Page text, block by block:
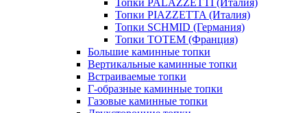
Топки PALAZZETTI (Италия)
Топки PIAZZETTA (Италия)
Топки SCHMID (Германия)
Топки TOTEM (Франция)
Большие каминные топки
Вертикальные каминные топки
Встраиваемые топки
Г-образные каминные топки
Газовые каминные топки